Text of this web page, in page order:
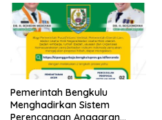
Pemerintah Bengkulu
Menghadirkan Sistem
Perencanaan Anggaran